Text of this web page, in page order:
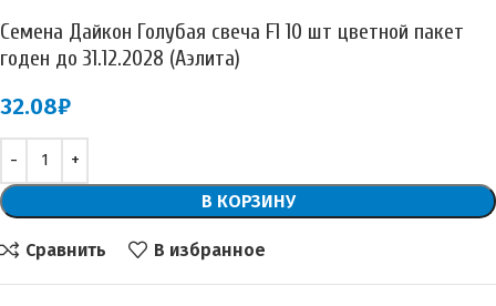
Семена Дайкон Голубая свеча F1 10 шт цветной пакет
годен до 31.12.2028 (Аэлита)
32.08₽
В КОРЗИНУ
Сравнить В избранное